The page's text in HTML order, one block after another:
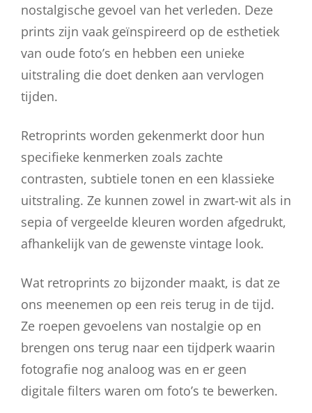
nostalgische gevoel van het verleden. Deze
prints zijn vaak geïnspireerd op de esthetiek
van oude foto’s en hebben een unieke
uitstraling die doet denken aan vervlogen
tijden.
Retroprints worden gekenmerkt door hun
specifieke kenmerken zoals zachte
contrasten, subtiele tonen en een klassieke
uitstraling. Ze kunnen zowel in zwart-wit als in
sepia of vergeelde kleuren worden afgedrukt,
afhankelijk van de gewenste vintage look.
Wat retroprints zo bijzonder maakt, is dat ze
ons meenemen op een reis terug in de tijd.
Ze roepen gevoelens van nostalgie op en
brengen ons terug naar een tijdperk waarin
fotografie nog analoog was en er geen
digitale filters waren om foto’s te bewerken.